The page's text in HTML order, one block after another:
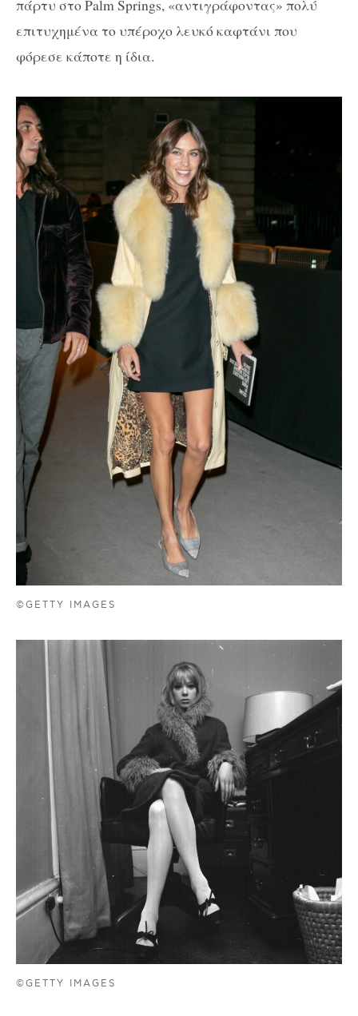
πάρτυ στο Palm Springs, «αντιγράφοντας» πολύ
επιτυχημένα το υπέροχο λευκό καφτάνι που
φόρεσε κάποτε η ίδια.
©GETTY IMAGES
©GETTY IMAGES